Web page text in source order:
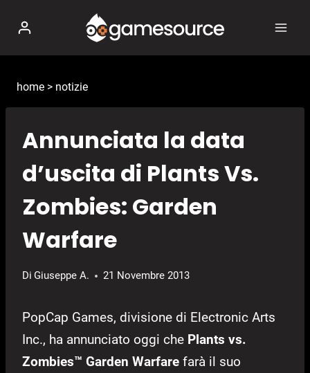
contenuto
home > notizie
Annunciata la data
d’uscita di Plants Vs.
Zombies: Garden
Warfare
Di Giuseppe A. 21 Novembre 2013
PopCap Games, divisione di Electronic Arts
Inc., ha annunciato oggi che Plants vs.
Zombies™ Garden Warfare farà il suo